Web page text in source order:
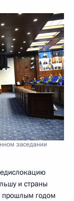
заседании
и страны
прошлым годом